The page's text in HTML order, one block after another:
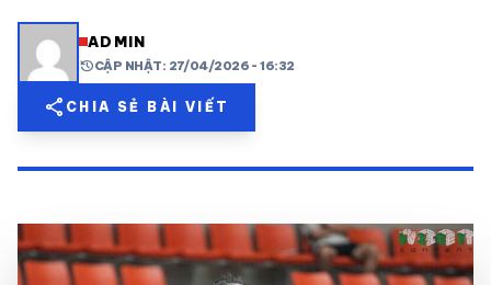
share mailADMIN
historyCẬP NHẬT: 27/04/2026 - 16:32
share CHIA SẺ BÀI VIẾT